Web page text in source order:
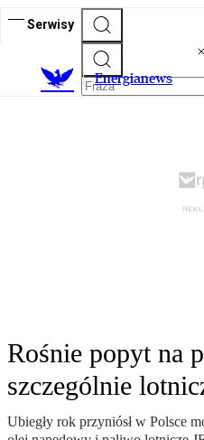
Serwisy
Energianews
Rośnie popyt na
szczególnie
Ubiegły rok przyniósł w Polsce